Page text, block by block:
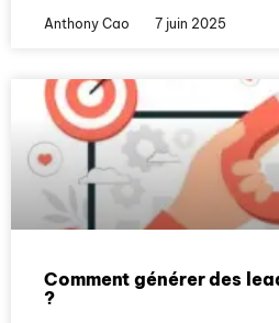
Anthony Cao 7 juin 2025
Comment générer des
?